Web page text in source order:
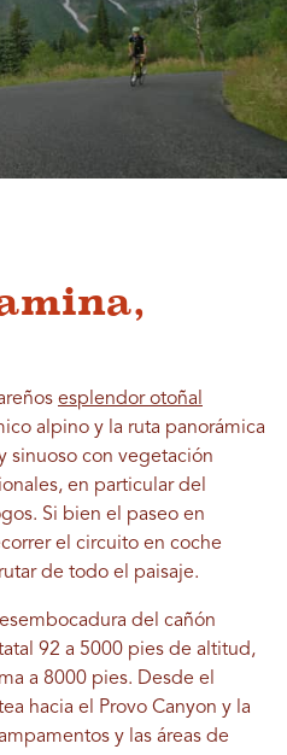
esplendor otoñal
alpino y la ruta panorámica
sinuoso con vegetación
en particular del
Si bien el paseo en
el circuito en coche
de todo el paisaje.
del cañón
92 a 5000 pies de altitud,
a 8000 pies. Desde el
hacia el Provo Canyon y la
y las áreas de